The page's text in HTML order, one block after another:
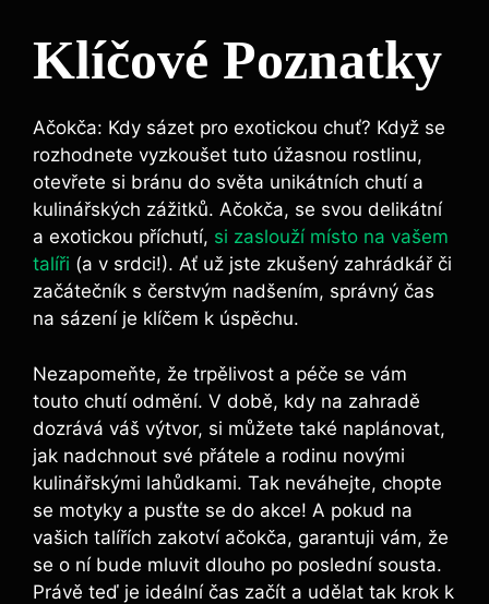
Klíčové Poznatky
Ačokča: Kdy sázet pro exotickou chuť? Když se
rozhodnete vyzkoušet tuto úžasnou rostlinu,
otevřete si bránu do světa unikátních chutí a
kulinářských zážitků. Ačokča, se svou delikátní
a exotickou příchutí, si zaslouží místo na vašem
talíři (a v srdci!). Ať už jste zkušený zahrádkář či
začátečník s čerstvým nadšením, správný čas
na sázení je klíčem k úspěchu.
Nezapomeňte, že trpělivost a péče se vám
touto chutí odmění. V době, kdy na zahradě
dozrává váš výtvor, si můžete také naplánovat,
jak nadchnout své přátele a rodinu novými
kulinářskými lahůdkami. Tak neváhejte, chopte
se motyky a pusťte se do akce! A pokud na
vašich talířích zakotví ačokča, garantuji vám, že
se o ní bude mluvit dlouho po poslední sousta.
Právě teď je ideální čas začít a udělat tak krok k